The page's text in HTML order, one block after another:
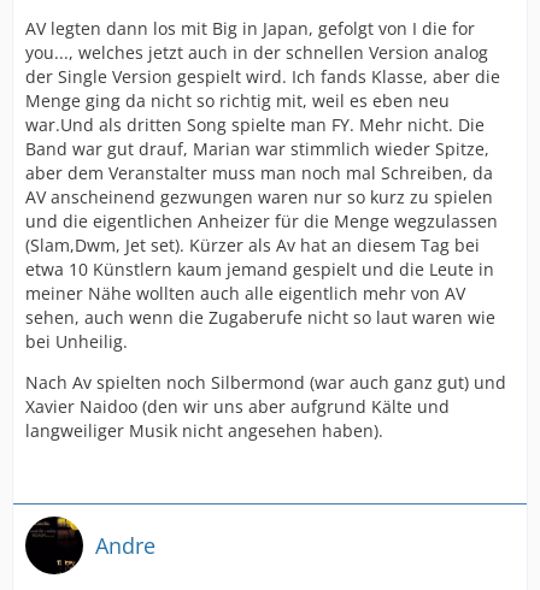
AV legten dann los mit Big in Japan, gefolgt von I die for
you..., welches jetzt auch in der schnellen Version analog
der Single Version gespielt wird. Ich fands Klasse, aber die
Menge ging da nicht so richtig mit, weil es eben neu
war.Und als dritten Song spielte man FY. Mehr nicht. Die
Band war gut drauf, Marian war stimmlich wieder Spitze,
aber dem Veranstalter muss man noch mal Schreiben, da
AV anscheinend gezwungen waren nur so kurz zu spielen
und die eigentlichen Anheizer für die Menge wegzulassen
(Slam,Dwm, Jet set). Kürzer als Av hat an diesem Tag bei
etwa 10 Künstlern kaum jemand gespielt und die Leute in
meiner Nähe wollten auch alle eigentlich mehr von AV
sehen, auch wenn die Zugaberufe nicht so laut waren wie
bei Unheilig.
Nach Av spielten noch Silbermond (war auch ganz gut) und
Xavier Naidoo (den wir uns aber aufgrund Kälte und
langweiliger Musik nicht angesehen haben).
Andre